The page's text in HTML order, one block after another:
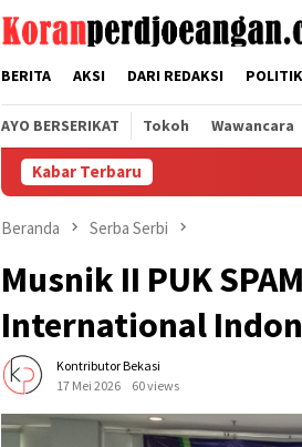
BERITA AKSI DARI REDAKSI POLITIK
AYO BERSERIKAT Tokoh Wawancara
Kabar Terbaru
Beranda Serba Serbi
Musnik II PUK
International
Kontributor Bekasi
17 Mei 2026
60 views